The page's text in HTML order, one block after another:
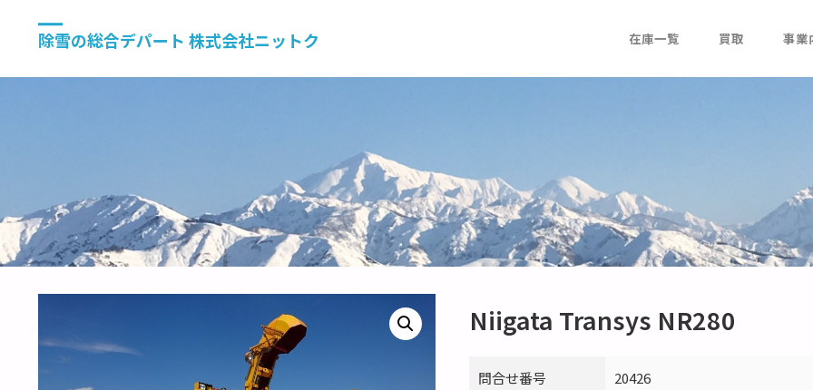
除雪の総合デパート 株式会社ニットク 在庫一覧 買取 事業
Niigata Transys NR280
問合せ番号 20426